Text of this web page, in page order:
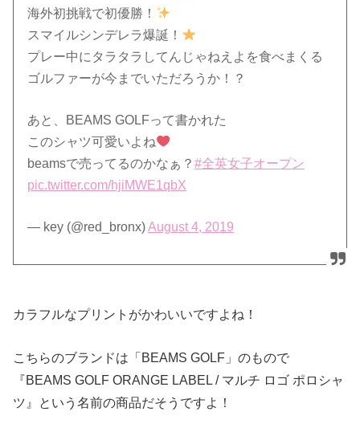
海外初挑戦で初優勝！
スマイルシンデレラ爆誕！
プレー中にタラタラしてんじゃねえよを食べまくる
ゴルファーが今までいただろうか！？
あと、BEAMS GOLFって書かれた
このシャツ可愛いよね
beamsで売ってるのかなぁ？#全英女子オープン
pic.twitter.com/hjiMWE1qbX
— key (@red_bronx)August 4, 2019
カラフルなプリントがかわいいですよね！
こちらのブランドは「BEAMS GOLF」のもので
『BEAMS GOLF ORANGE LABEL / マルチ ロゴ ポロシャ
ツ』という名前の商品だそうですよ！